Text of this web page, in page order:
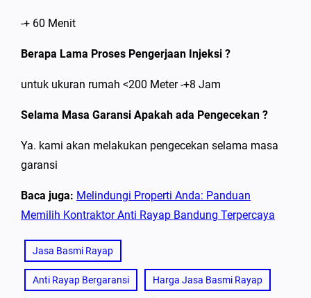
-+ 60 Menit
Berapa Lama Proses Pengerjaan Injeksi ?
untuk ukuran rumah <200 Meter -+8 Jam
Selama Masa Garansi Apakah ada Pengecekan ?
Ya. kami akan melakukan pengecekan selama masa
garansi
Baca juga: Melindungi Properti Anda: Panduan
Memilih Kontraktor Anti Rayap Bandung Terpercaya
Jasa Basmi Rayap
Anti Rayap Bergaransi Harga Jasa Basmi Rayap